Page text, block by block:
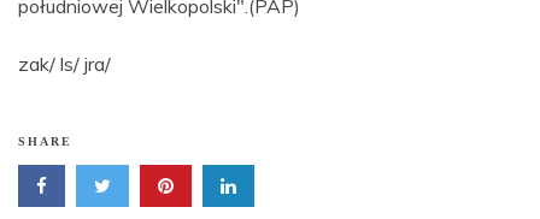
południowej Wielkopolski".(PAP)
zak/ ls/ jra/
SHARE